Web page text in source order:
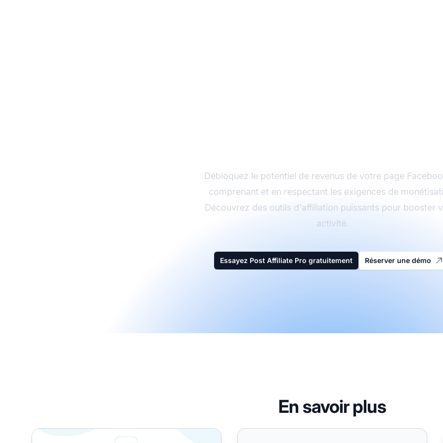
Débloquez le potentiel de revenus de votre page
comprenant et en respectant les exigences de
Découvrez des outils d'affiliation puissants pour booster
activité.
Essayez Post Affiliate Pro gratuitement Réserver une démo
En savoir plus
Comment monétiser Instagram en 2025 : Guide complet pour créateurs et entreprises
Façons de monétiser efficacement votre site Web